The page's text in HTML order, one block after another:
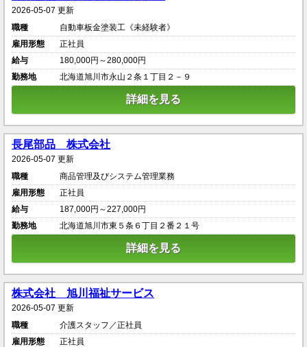
2026-05-07 更新
職種
自動車板金塗装工《未経験者》
雇用形態
正社員
給与
180,000円～280,000円
勤務地
北海道旭川市永山２条１丁目２－９
詳細を見る
長尾部品 株式会社
2026-05-07 更新
職種
商品管理及びシステム管理業務
雇用形態
正社員
給与
187,000円～227,000円
勤務地
北海道旭川市東５条６丁目２番２１号
詳細を見る
株式会社 旭川福祉サービス
2026-05-07 更新
職種
介護スタッフ／正社員
雇用形態
正社員